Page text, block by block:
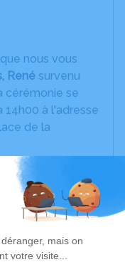
nous vous
René survenu
cérémonie se
14h00 à l'adresse
de la
est
rends hommage